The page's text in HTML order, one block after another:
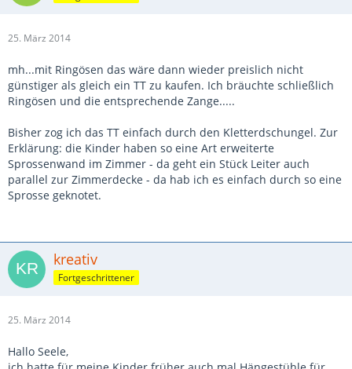
25. März 2014
mh...mit Ringösen das wäre dann wieder preislich nicht
günstiger als gleich ein TT zu kaufen. Ich bräuchte schließlich
Ringösen und die entsprechende Zange.....
Bisher zog ich das TT einfach durch den Kletterdschungel. Zur
Erklärung: die Kinder haben so eine Art erweiterte
Sprossenwand im Zimmer - da geht ein Stück Leiter auch
parallel zur Zimmerdecke - da hab ich es einfach durch so eine
Sprosse geknotet.
kreativ
Fortgeschrittener
25. März 2014
Hallo Seele,